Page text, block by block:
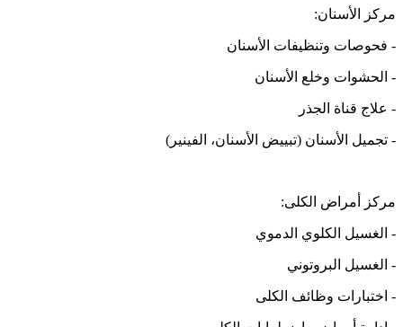
مركز الأسنان:
- فحوصات وتنظيفات الأسنان
- الحشوات وخلع الأسنان
- علاج قناة الجذر
- تجميل الأسنان (تبييض الأسنان، الفينير)
مركز أمراض الكلى:
- الغسيل الكلوي الدموي
- الغسيل البروتوني
- اختبارات وظائف الكلى